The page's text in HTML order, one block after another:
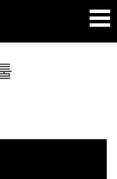
업 강의 🇰🇷 🇺🇸